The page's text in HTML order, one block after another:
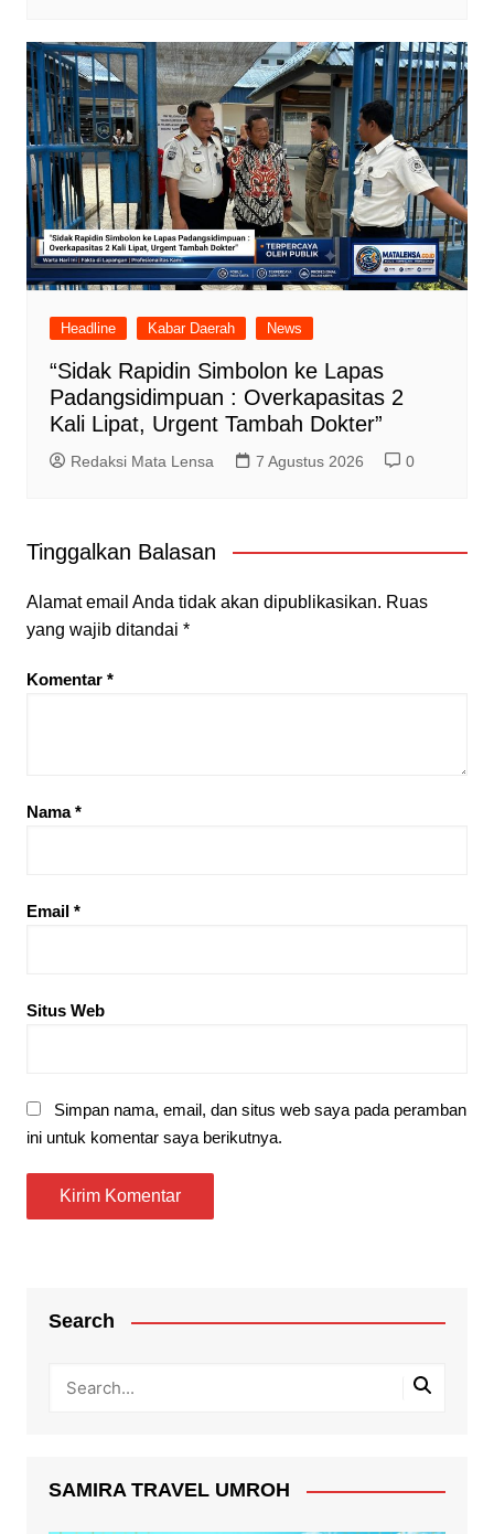
Headline Kabar Daerah News
“Sidak Rapidin Simbolon ke Lapas
Padangsidimpuan : Overkapasitas 2
Kali Lipat, Urgent Tambah Dokter”
Redaksi Mata Lensa 7 Agustus 2026 0
Tinggalkan Balasan
Alamat email Anda tidak akan dipublikasikan. Ruas
yang wajib ditandai *
Komentar *
Nama*
Email *
Situs Web
Simpan nama, email, dan situs web saya pada peramban
ini untuk komentar saya berikutnya.
Search
SAMIRA TRAVEL UMROH